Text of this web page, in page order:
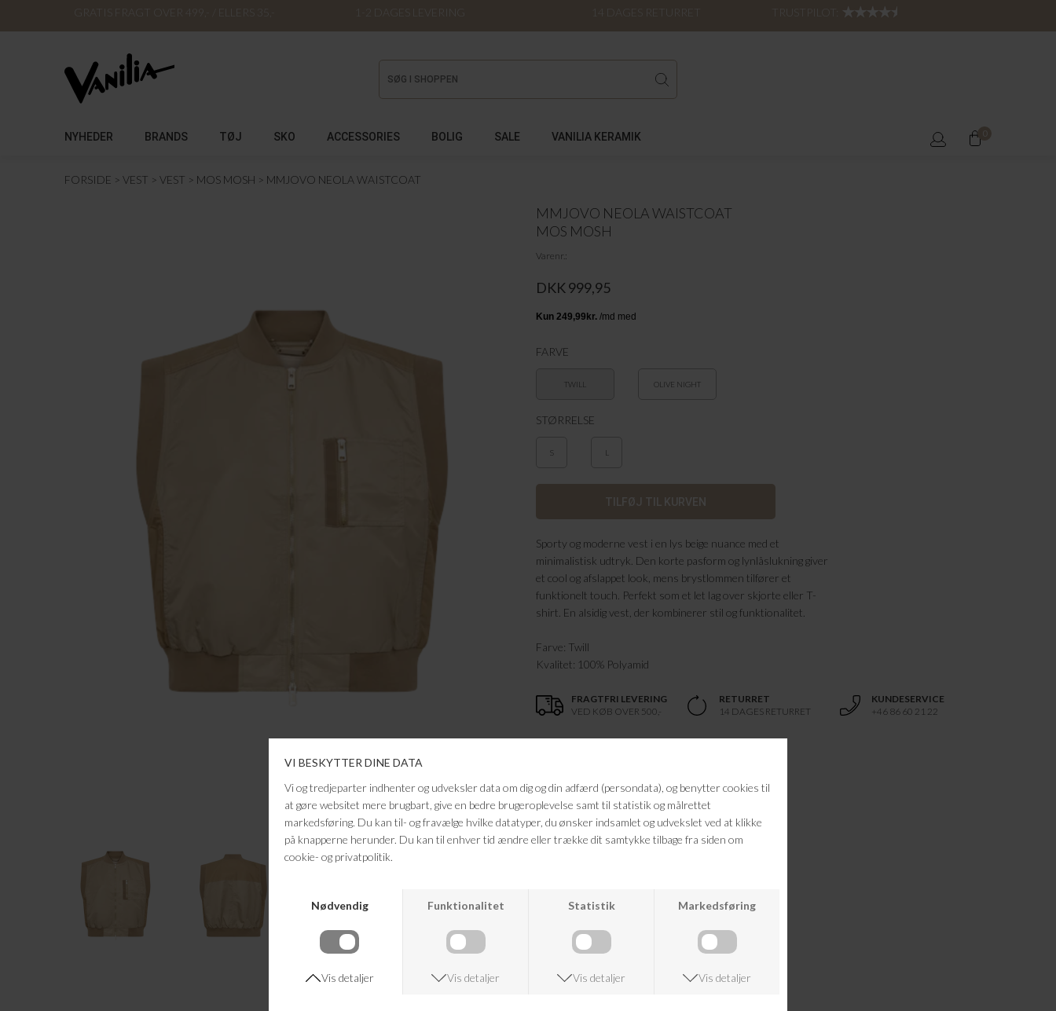
GRATIS FRAGT OVER 499,- / ELLERS 35,- 1-2 DAGES LEVERING 14 DAGES RETURRET
NYHEDER BRANDS TØJ SKO ACCESSORIES BOLIG SALE VANILIA KERAMIK 0
FORSIDE VEST VEST MOS MOSH MMJOVO NEOLA WAISTCOAT
MMJOVO NEOLA WAISTCOAT
MOS MOSH
Varenr.
DKK 999,95
FARVE
TWILL OLIVE NIGHT
STØRRELSE
S L
Sporty og moderne vest i en lys beige nuance med et
minimalistisk udtryk. Den korte pasform og lynlåslukning giver
et cool og afslappet look, mens brystlommen tilfører et
funktionelt touch. Perfekt som et let lag over skjorte eller T-
shirt. En alsidig vest, der kombinerer stil og funktionalitet.
Farve: Twill
Kvalitet: 100% Polyamid
FRAGTFRI LEVERING
VED KØB OVER 500,-
RETURRET
14 DAGES RETURRET
KUNDESERVICE
+46 86 60 21 22